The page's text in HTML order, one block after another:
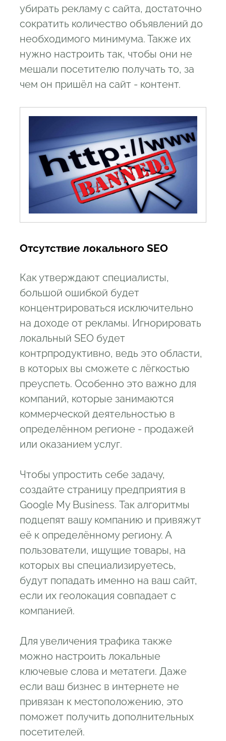
убирать рекламу с сайта, достаточно
сократить количество объявлений до
необходимого минимума. Также их
нужно настроить так, чтобы они не
мешали посетителю получать то, за
чем он пришёл на сайт - контент.
Отсутствие локального SEO
Как утверждают специалисты,
большой ошибкой будет
концентрироваться исключительно
на доходе от рекламы. Игнорировать
локальный SEO будет
контрпродуктивно, ведь это области,
в которых вы сможете с лёгкостью
преуспеть. Особенно это важно для
компаний, которые занимаются
коммерческой деятельностью в
определённом регионе - продажей
или оказанием услуг.
Чтобы упростить себе задачу,
создайте страницу предприятия в
Google My Business. Так алгоритмы
подцепят вашу компанию и привяжут
её к определённому региону. А
пользователи, ищущие товары, на
которых вы специализируетесь,
будут попадать именно на ваш сайт,
если их геолокация совпадает с
компанией.
Для увеличения трафика также
можно настроить локальные
ключевые слова и метатеги. Даже
если ваш бизнес в интернете не
привязан к местоположению, это
поможет получить дополнительных
посетителей.